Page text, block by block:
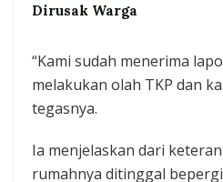
Dirusak Warga
“Kami sudah menerima
melakukan olah TKP dan
tegasnya.
Ia menjelaskan ‎dari
rumahnya ditinggal